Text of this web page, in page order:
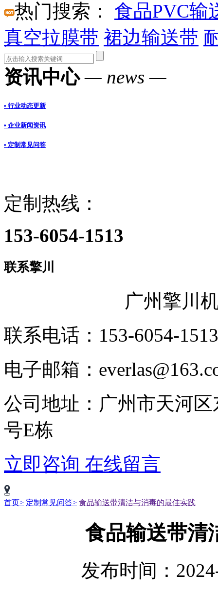
热门搜索：
食品PVC输
真空拉膜带 裙边输送带
资讯中心— news —
• 行业动态更新
• 企业新闻资讯
• 定制常见问答
定制热线：
153-6054-1513
联系擎川
广州擎川
联系电话：153-6054-1513
电子邮箱：
公司地址：广州市天河
号E栋
立即咨询 在线留言
首页> 定制常见问答> 食品输送带清洁与消毒的最佳实践
食品输送带清
发布时间：